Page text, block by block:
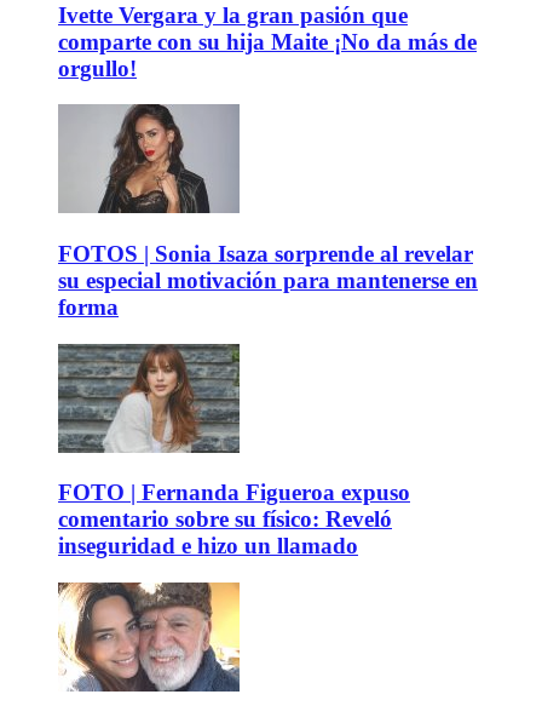
Ivette Vergara y la gran pasión que
comparte con su hija Maite ¡No da más de
orgullo!
FOTOS | Sonia Isaza sorprende al revelar
su especial motivación para mantenerse en
forma
FOTO | Fernanda Figueroa expuso
comentario sobre su físico: Reveló
inseguridad e hizo un llamado